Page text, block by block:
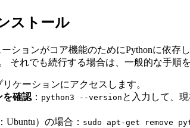
ストール
ションがコア機能のためにPythonに依存
それでも続行する場合は、一般的な手順
リケーションにアクセスします。
を確認 ： python3 --version と入力して、
Ubuntu）の場合： sudo apt-get remove